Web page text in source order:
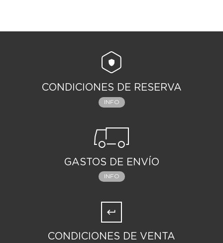
CONDICIONES DE RESERVA
INFO
GASTOS DE ENVÍO
INFO
CONDICIONES DE VENTA